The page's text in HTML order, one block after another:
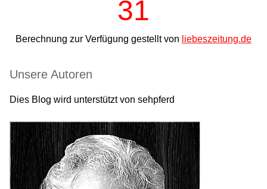
31
Berechnung zur Verfügung gestellt von liebeszeitung.de
Unsere Autoren
Dies Blog wird unterstützt von sehpferd